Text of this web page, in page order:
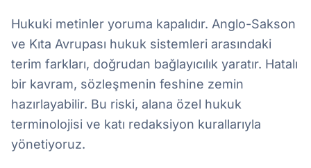
Hukuki metinler yoruma kapalıdır. Anglo-Sakson
ve Kıta Avrupası hukuk sistemleri arasındaki
terim farkları, doğrudan bağlayıcılık yaratır. Hatalı
bir kavram, sözleşmenin feshine zemin
hazırlayabilir. Bu riski, alana özel hukuk
terminolojisi ve katı redaksiyon kurallarıyla
yönetiyoruz.